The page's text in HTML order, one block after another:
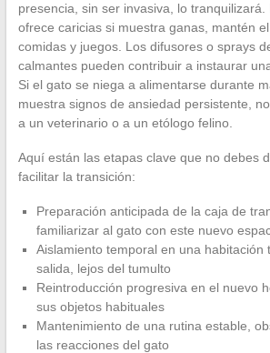
presencia, sin ser invasiva, lo tranquilizará.
ofrece caricias si muestra ganas, mantén
comidas y juegos. Los difusores o sprays
calmantes pueden contribuir a instaurar
Si el gato se niega a alimentarse durante
muestra signos de ansiedad persistente,
a un veterinario o a un etólogo felino.
Aquí están las etapas clave que no debes
facilitar la transición:
Preparación anticipada de la caja de
familiarizar al gato con este nuevo
Aislamiento temporal en una habitación
salida, lejos del tumulto
Reintroducción progresiva en el nuevo
sus objetos habituales
Mantenimiento de una rutina estable,
las reacciones del gato